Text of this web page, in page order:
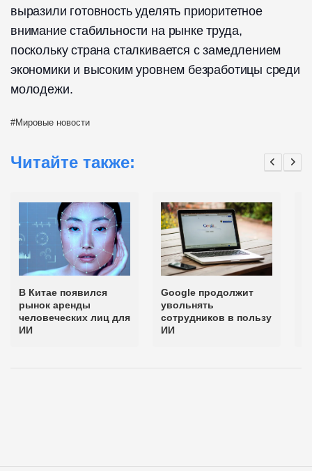
выразили готовность уделять приоритетное
внимание стабильности на рынке труда,
поскольку страна сталкивается с замедлением
экономики и высоким уровнем безработицы среди
молодежи.
Мировые новости
Читайте также:
В Китае появился
рынок аренды
человеческих лиц для
ИИ
Google продолжит
увольнять
сотрудников в пользу
ИИ